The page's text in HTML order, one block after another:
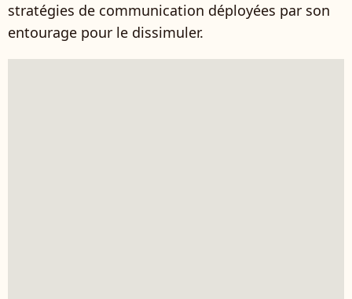
stratégies de communication déployées par son
entourage pour le dissimuler.